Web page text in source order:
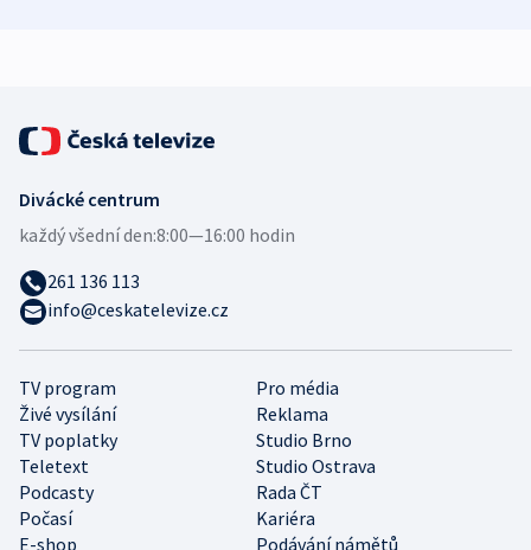
TV program
Pro média
Živé vysílání
Reklama
TV poplatky
Studio Brno
Teletext
Studio Ostrava
Podcasty
Rada ČT
Počasí
Kariéra
E-shop
Podávání námětů
Divácké centrum
každý všední den:8:00—16:00 hodin
261 136 113
info@ceskatelevize.cz